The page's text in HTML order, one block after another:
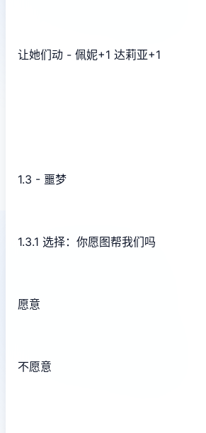
让她们动 - 佩妮+1 达莉亚+1
1.3 - 噩梦
1.3.1 选择：你愿图帮我们吗
愿意
不愿意